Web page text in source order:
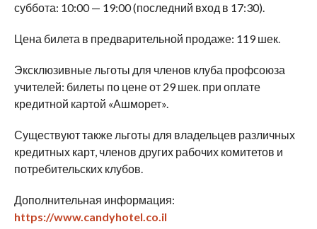
суббота: 10:00 — 19:00 (последний вход в 17:30).
Цена билета в предварительной продаже: 119 шек.
Эксклюзивные льготы для членов клуба профсоюза
учителей: билеты по цене от 29 шек. при оплате
кредитной картой «Ашморет».
Существуют также льготы для владельцев различных
кредитных карт, членов других рабочих комитетов и
потребительских клубов.
Дополнительная информация:
https://www.candyhotel.co.il